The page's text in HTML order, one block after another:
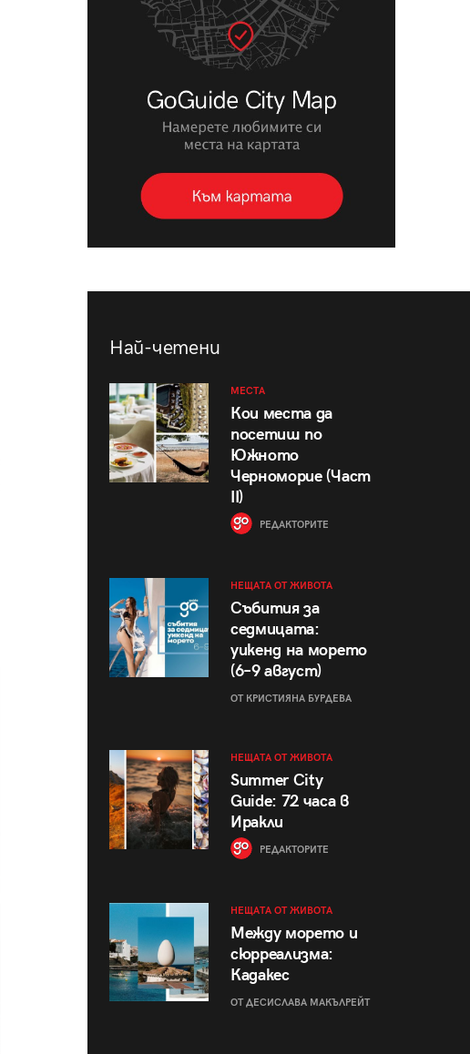
Най-четени
МЕСТА
Кои места да
посетиш по
Южното
Черноморие (Част
II)
РЕДАКТОРИТЕ
НЕЩАТА ОТ ЖИВОТА
Събития за
седмицата:
уикенд на морето
(6–9 август)
ОТ КРИСТИЯНА БУРДЕВА
НЕЩАТА ОТ ЖИВОТА
Summer City
Guide: 72 часа в
Иракли
РЕДАКТОРИТЕ
НЕЩАТА ОТ ЖИВОТА
Между морето и
сюрреализма:
Кадакес
ОТ ДЕСИСЛАВА МАКЪЛРЕЙТ